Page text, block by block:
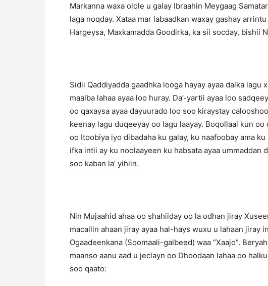
Markanna waxa olole u galay Ibraahin Meygaag
laga noqday. Xataa mar labaadkan waxay gashay
Hargeysa, Maxkamadda Goodirka, ka sii socday, bishii
Sidii Qaddiyadda gaadhka looga hayay ayaa dalka lagu
maalba lahaa ayaa loo huray. Da’-yartii ayaa loo
oo qaxaysa ayaa dayuurado loo soo kiraystay
keenay lagu duqeeyay oo lagu laayay. Boqollaal kun
oo Itoobiya iyo dibadaha ku galay, ku naafoobay ama
ifka intii ay ku noolaayeen ku habsata ayaa ummaddan
soo kaban la’ yihiin.
Nin Mujaahid ahaa oo shahiiday oo la odhan jiray
macallin ahaan jiray ayaa hal-hays wuxu u lahaan jiray
Ogaadeenkana (Soomaali-galbeed) waa “Xaajo”.
maanso aanu aad u jeclayn oo Dhoodaan lahaa oo
soo qaato: